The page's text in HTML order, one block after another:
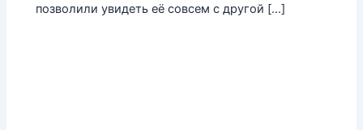
позволили увидеть её совсем с другой […]